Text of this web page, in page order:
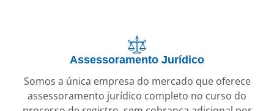
Assessoramento Jurídico
Somos a única empresa do mercado que oferece
assessoramento jurídico completo no curso do